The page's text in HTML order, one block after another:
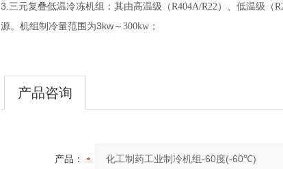
3. 三元复叠低温冷冻机组：其由高温级（R404A/R22）、低温级（
源。机组制冷量范围为3kw ～ 300kw ；
产品咨询
产品：